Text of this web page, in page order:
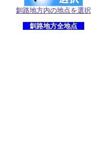
釧路地方内の地点を選択
釧路地方全地点